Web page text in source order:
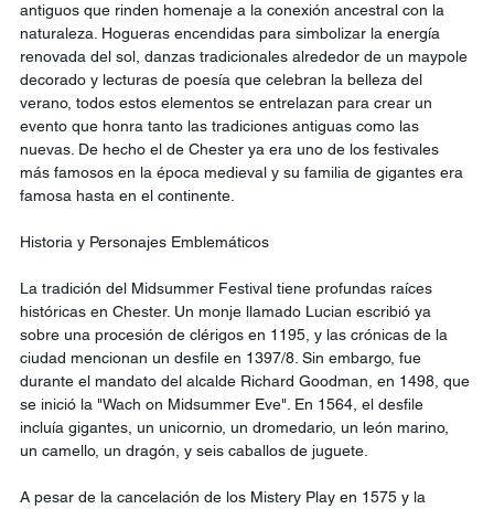
antiguos que rinden homenaje a la conexión ancestral con la
naturaleza. Hogueras encendidas para simbolizar la energía
renovada del sol, danzas tradicionales alrededor de un maypole
decorado y lecturas de poesía que celebran la belleza del
verano, todos estos elementos se entrelazan para crear un
evento que honra tanto las tradiciones antiguas como las
nuevas. De hecho el de Chester ya era uno de los festivales
más famosos en la época medieval y su familia de gigantes era
famosa hasta en el continente.
Historia y Personajes Emblemáticos
La tradición del Midsummer Festival tiene profundas raíces
históricas en Chester. Un monje llamado Lucian escribió ya
sobre una procesión de clérigos en 1195, y las crónicas de la
ciudad mencionan un desfile en 1397/8. Sin embargo, fue
durante el mandato del alcalde Richard Goodman, en 1498, que
se inició la "Wach on Midsummer Eve". En 1564, el desfile
incluía gigantes, un unicornio, un dromedario, un león marino,
un camello, un dragón, y seis caballos de juguete.
A pesar de la cancelación de los Mistery Play en 1575 y la